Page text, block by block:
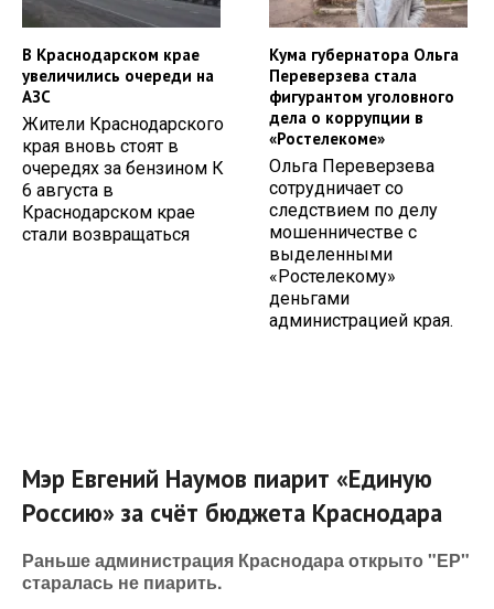
В Краснодарском крае
увеличились очереди на
АЗС
Жители Краснодарского
края вновь стоят в
очередях за бензином К
6 августа в
Краснодарском крае
стали возвращаться
Кума губернатора Ольга
Переверзева стала
фигурантом уголовного
дела о коррупции в
«Ростелекоме»
Ольга Переверзева
сотрудничает со
следствием по делу
мошенничестве с
выделенными
«Ростелекому»
деньгами
администрацией края.
Мэр Евгений Наумов пиарит «Единую
Россию» за счёт бюджета Краснодара
Раньше администрация Краснодара открыто "ЕР"
старалась не пиарить.